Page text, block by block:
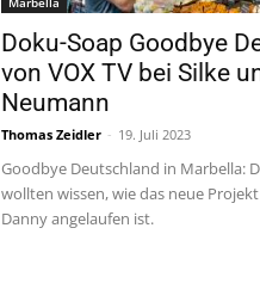
Doku-Soap Goodbye
von VOX TV bei Silke
Neumann
Thomas Zeidler - 19. Juli 2023
Goodbye Deutschland in Marbella:
wollten wissen, wie das neue
Danny angelaufen ist.